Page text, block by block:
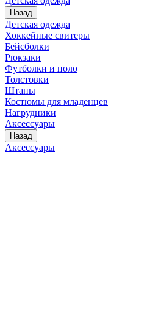
Назад
Детская одежда
Хоккейные свитеры
Бейсболки
Рюкзаки
Футболки и поло
Толстовки
Штаны
Костюмы для младенцев
Нагрудники
Аксессуары
Назад
Аксессуары